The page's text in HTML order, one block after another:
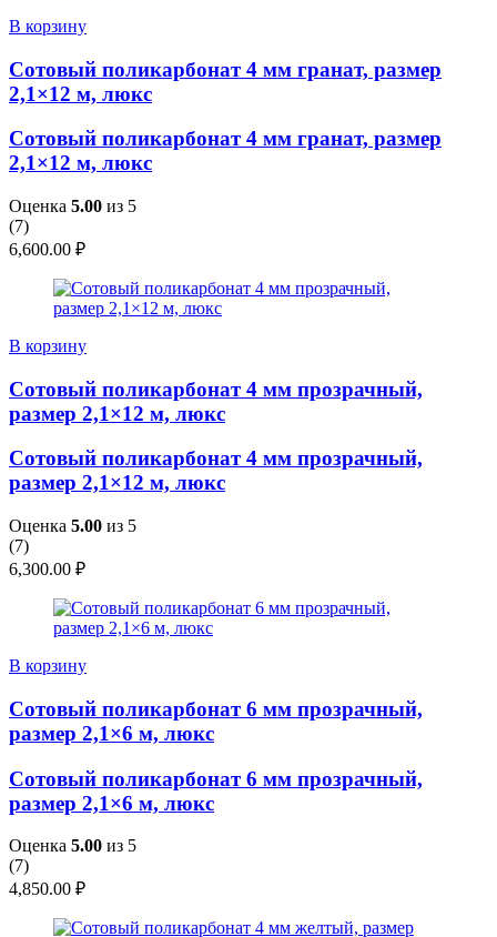
В корзину
Сотовый поликарбонат 4 мм гранат, размер
2,1×12 м, люкс
Сотовый поликарбонат 4 мм гранат, размер
2,1×12 м, люкс
Оценка 5.00 из 5
(7)
6,600.00 ₽
В корзину
Сотовый поликарбонат 4 мм прозрачный,
размер 2,1×12 м, люкс
Сотовый поликарбонат 4 мм прозрачный,
размер 2,1×12 м, люкс
Оценка 5.00 из 5
(7)
6,300.00 ₽
В корзину
Сотовый поликарбонат 6 мм прозрачный,
размер 2,1×6 м, люкс
Сотовый поликарбонат 6 мм прозрачный,
размер 2,1×6 м, люкс
Оценка 5.00 из 5
(7)
4,850.00 ₽